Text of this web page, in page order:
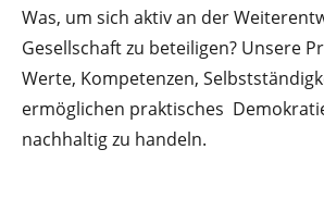
Was, um sich aktiv an der
Gesellschaft zu beteiligen? Unsere
Werte, Kompetenzen,
ermöglichen praktisches
nachhaltig zu handeln.